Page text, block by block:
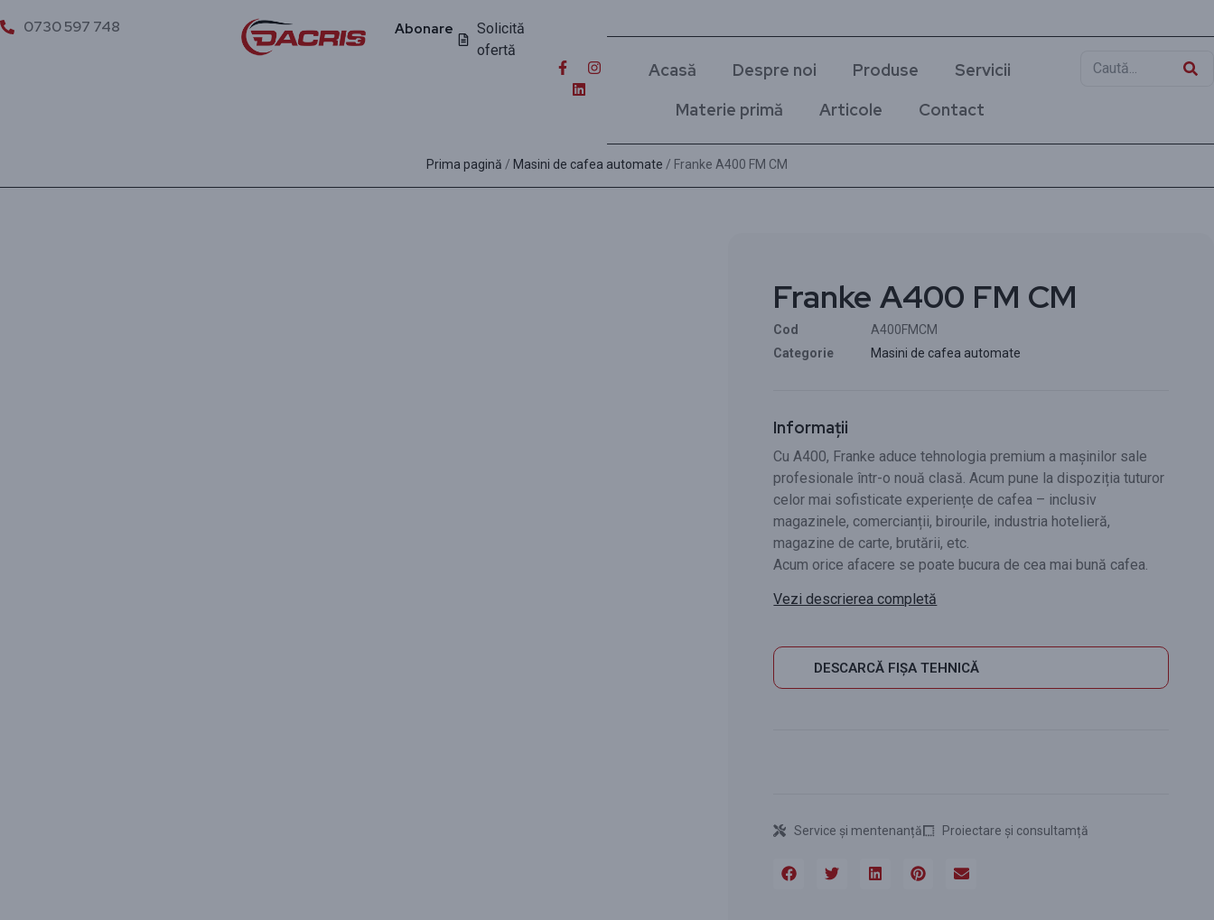
0730 597 748 Abonare
Solicită
ofertă
Acasă Despre noi Produse
Servicii
Materie primă
Articole Contact
Prima pagină / Masini de cafea automate / Franke A400 FM CM
Franke A400 FM CM
Cod
A400FMCM
Categorie
Masini de cafea automate
Informații
Cu A400, Franke aduce tehnologia premium a mașinilor sale
profesionale într-o nouă clasă. Acum pune la dispoziția tuturor
celor mai sofisticate experiențe de cafea – inclusiv
magazinele, comercianții, birourile, industria hotelieră,
magazine de carte, brutării, etc.
Acum orice afacere se poate bucura de cea mai bună cafea.
Vezi descrierea completă
DESCARCĂ FIȘA TEHNICĂ
Service și mentenanță Proiectare și consultamță